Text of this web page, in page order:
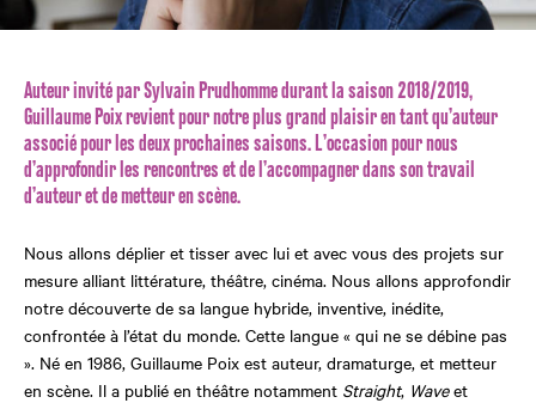
Auteur invité par Sylvain Prudhomme durant la saison 2018/2019,
Guillaume Poix revient pour notre plus grand plaisir en tant qu’auteur
associé pour les deux prochaines saisons. L’occasion pour nous
d’approfondir les rencontres et de l’accompagner dans son travail
d’auteur et de metteur en scène.
Nous allons déplier et tisser avec lui et avec vous des projets sur
mesure alliant littérature, théâtre, cinéma. Nous allons approfondir
notre découverte de sa langue hybride, inventive, inédite,
confrontée à l’état du monde. Cette langue « qui ne se débine pas
». Né en 1986, Guillaume Poix est auteur, dramaturge, et metteur
en scène. Il a publié en théâtre notamment Straight, Waveet